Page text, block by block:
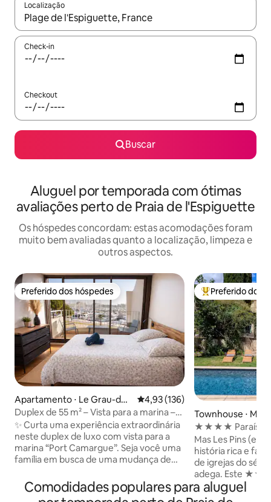
Localização
Quando os resultados estiverem disponíveis, explore-os
Check-in
Checkout
Buscar
Aluguel por temporada com ótimas
avaliações perto de Praia de l'Espiguette
Os hóspedes concordam: estas acomodações foram
muito bem avaliadas quanto a localização, limpeza e
outros aspectos.
Preferido dos hóspedes
Preferido dos hóspedes
Apartamento ⋅ Le Grau-du-
Roi
4,93 de uma avaliação média de
4,93 (136)
Duplex de 55 m² – Vista para a marina –
Varandas – Praia a 150 m
✨ Curta uma experiência extraordinária
neste duplex de luxo com vista para a
marina “Port Camargue”. Seja você uma
família em busca de uma mudança de
busca de paz e tranquilidade, este lugar
é para você. Acorde com o sol nascendo
Entre os
Preferido dos
Townhouse ⋅
★★★★ Paraíso
perto do centro
Mas Les Pins (em
história rica e faz
de igrejas do
adega. Este ★★★★ paraíso verdejante
fica a apenas 3
de Montpellier
Comodidades populares para aluguel